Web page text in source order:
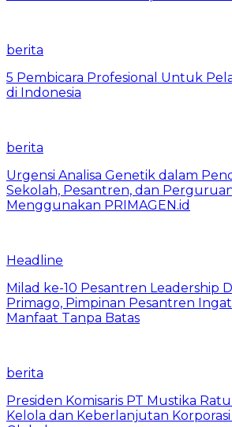
berita
5 Pembicara Profesional Untuk
di Indonesia
berita
Urgensi Analisa Genetik dalam
Sekolah, Pesantren, dan
Menggunakan PRIMAGEN.id
Headline
Milad ke-10 Pesantren Leadership
Primago, Pimpinan Pesantren
Manfaat Tanpa Batas
berita
Presiden Komisaris PT Mustika
Kelola dan Keberlanjutan